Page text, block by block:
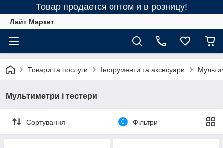
Товар продается оптом и в розницу!
Лайт Маркет
Товари та послуги Інструменти та аксесуари
Мультиметри і тестери
Сортування 0 Фільтри